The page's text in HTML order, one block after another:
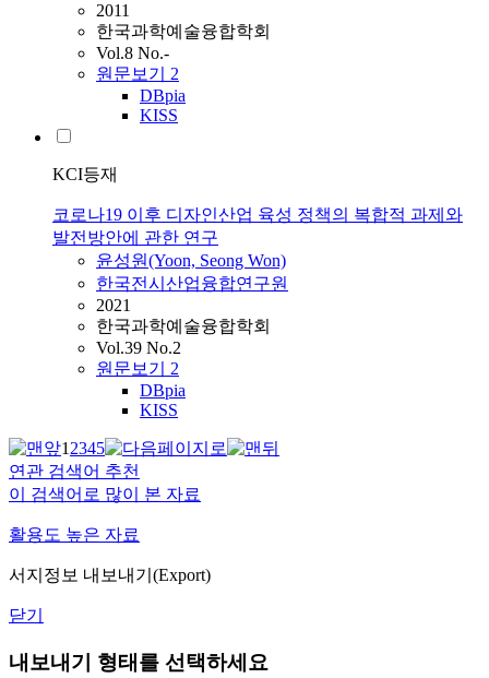
2011
한국과학예술융합학회
Vol.8 No.-
원문보기 2
DBpia
KISS
KCI등재
코로나19 이후 디자인산업 육성 정책의 복합적 과제와
발전방안에 관한 연구
윤성원(Yoon, Seong Won)
한국전시산업융합연구원
2021
한국과학예술융합학회
Vol.39 No.2
원문보기 2
DBpia
KISS
12345
연관 검색어 추천
이 검색어로 많이 본 자료
활용도 높은 자료
서지정보 내보내기(Export)
닫기
내보내기 형태를 선택하세요